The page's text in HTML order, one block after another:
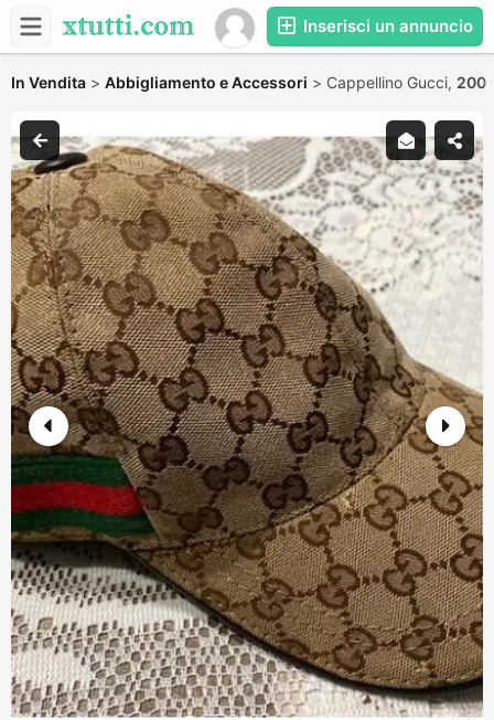
Inserisci un annuncio
In Vendita > Abbigliamento e Accessori > Cappellino Gucci, 200